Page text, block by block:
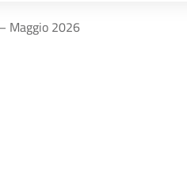
Maggio 2026